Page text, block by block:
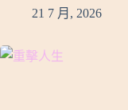
21 7 月, 2026